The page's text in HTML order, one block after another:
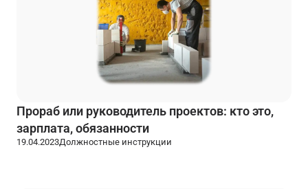
Прораб или руководитель проектов: кто это,
зарплата, обязанности
19.04.2023Должностные инструкции